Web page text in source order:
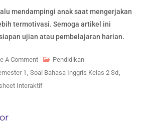
mendampingi anak saat mengerjakan
termotivasi. Semoga artikel ini
ujian atau pembelajaran harian.
A CommentOn
Ternyata
Ada
Pendidikan
1, Soal Bahasa Inggris Kelas 2 Sd,
Interaktif